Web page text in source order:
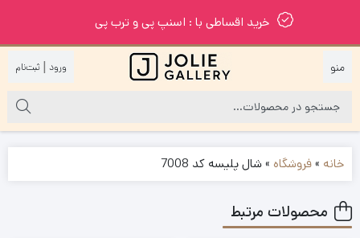
خرید اقساطی با : اسنپ پی و ترب پی
|
خانه »فروشگاه »شال پلیسه کد 7008
محصولات مرتبط